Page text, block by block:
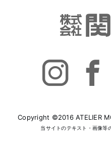
Copyright ©2016 ATELIER
当サイトのテキスト・画像等